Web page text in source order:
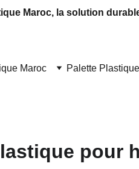
Maroc, la solution
Maroc Palette
pour